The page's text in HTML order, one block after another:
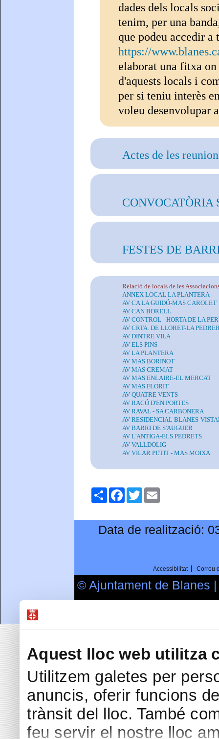
Aquest lloc web utilitza
Utilitzem galetes per
anuncis, oferir funcions
trànsit del lloc. També
feu servir el nostre lloc
dades dels locals
tenim, per una
que podeu accedir a
https://
elaborat una fitxa
d'aquests locals i
per si teniu interès
voleu desenvolupar
Actes de les
CONVOCATÒRIA
FESTES DE
Relació de locals de les
ANNEX LOCAL LA PLANTERA
AV CA LA GUIDÓ-MAS CAROLET
AV CAN BORELL
AV CONTROL - HORTA DE LA
AV CRTA. DE LLORET-LA
AV DINTRE VILA
AV ELS PINS
AV LA PLANTERA
AV MAS BORINOT
AV MAS CREMAT
AV MAS ENLAIRE-EL MERCAT
AV MAS FLORIT
AV QUATRE VENTS
AV RACÓ D'EN PORTES
AV RAVAL - SA CARBONERA
AV RESIDENCIAL BLANES-
AV BARRI DE S'AUGUER
AV L'ANTIGA-ELS PEDRETS
AV VALLDOLIG
AV VILAR PETIT - MAS MOIXA
ComparteixFacebookTwitter
Data de realització:
Accessibilitat Correu
© Ajuntament de Blanes